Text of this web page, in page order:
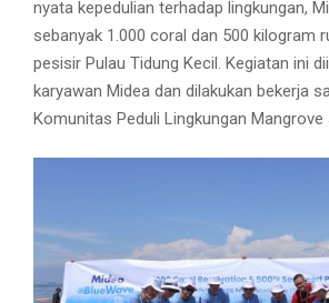
nyata kepedulian terhadap lingkungan,
sebanyak 1.000 coral dan 500 kilogram
pesisir Pulau Tidung Kecil. Kegiatan ini
karyawan Midea dan dilakukan bekerja
Komunitas Peduli Lingkungan Mangrove